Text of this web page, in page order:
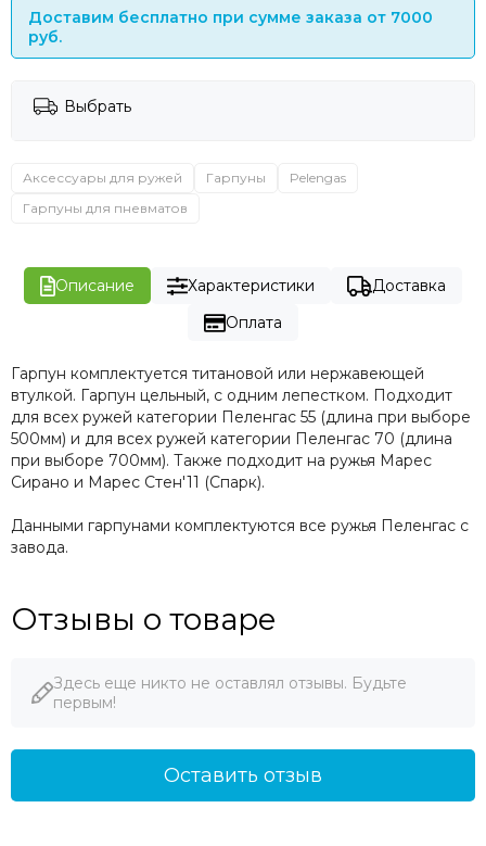
Доставим бесплатно при сумме заказа от 7000
руб.
Выбрать
Аксессуары для ружей Гарпуны
Pelengas
Гарпуны для пневматов
Описание Характеристики
Доставка
Оплата
Гарпун комплектуется титановой или нержавеющей
втулкой. Гарпун цельный, с одним лепестком. Подходит
для всех ружей категории Пеленгас 55 (длина при выборе
500мм) и для всех ружей категории Пеленгас 70 (длина
при выборе 700мм). Также подходит на ружья Марес
Сирано и Марес Стен'11 (Спарк).
Данными гарпунами комплектуются все ружья Пеленгас с
завода.
Отзывы о товаре
Здесь еще никто не оставлял отзывы. Будьте
первым!
Оставить отзыв